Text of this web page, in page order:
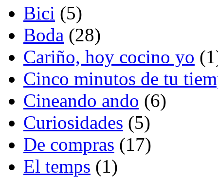
Bici (5)
Boda (28)
Cariño, hoy cocino yo
Cinco minutos de tu
Cineando ando (6)
Curiosidades (5)
De compras (17)
El temps (1)